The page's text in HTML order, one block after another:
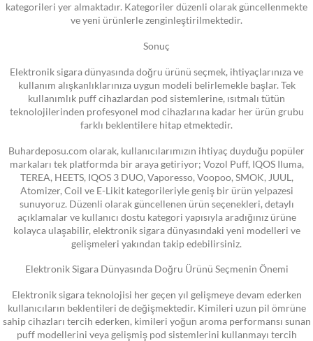
kategorileri yer almaktadır. Kategoriler düzenli olarak güncellenmekte
ve yeni ürünlerle zenginleştirilmektedir.
Sonuç
Elektronik sigara dünyasında doğru ürünü seçmek, ihtiyaçlarınıza ve
kullanım alışkanlıklarınıza uygun modeli belirlemekle başlar. Tek
kullanımlık puff cihazlardan pod sistemlerine, ısıtmalı tütün
teknolojilerinden profesyonel mod cihazlarına kadar her ürün grubu
farklı beklentilere hitap etmektedir.
Buhardeposu.com olarak, kullanıcılarımızın ihtiyaç duyduğu popüler
markaları tek platformda bir araya getiriyor; Vozol Puff, IQOS Iluma,
TEREA, HEETS, IQOS 3 DUO, Vaporesso, Voopoo, SMOK, JUUL,
Atomizer, Coil ve E-Likit kategorileriyle geniş bir ürün yelpazesi
sunuyoruz. Düzenli olarak güncellenen ürün seçenekleri, detaylı
açıklamalar ve kullanıcı dostu kategori yapısıyla aradığınız ürüne
kolayca ulaşabilir, elektronik sigara dünyasındaki yeni modelleri ve
gelişmeleri yakından takip edebilirsiniz.
Elektronik Sigara Dünyasında Doğru Ürünü Seçmenin Önemi
Elektronik sigara teknolojisi her geçen yıl gelişmeye devam ederken
kullanıcıların beklentileri de değişmektedir. Kimileri uzun pil ömrüne
sahip cihazları tercih ederken, kimileri yoğun aroma performansı sunan
puff modellerini veya gelişmiş pod sistemlerini kullanmayı tercih